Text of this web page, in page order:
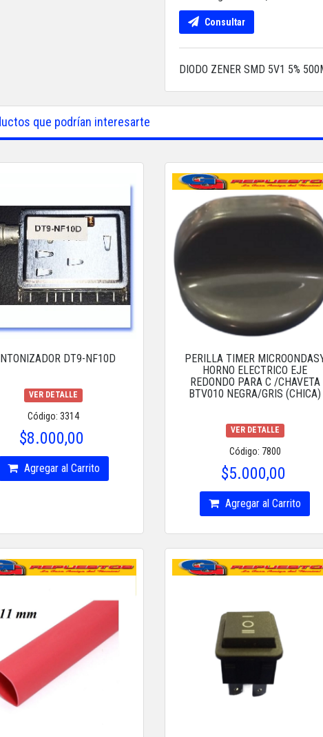
Consultar
DIODO ZENER SMD 5V1 5%
que podrían interesarte
DT9-NF10D
VER DETALLE
Código: 3314
$8.000,00
Agregar al Carrito
PERILLA TIMER
HORNO ELECTRICO EJE
REDONDO PARA C /CHAVETA
BTV010 NEGRA/GRIS (CHICA)
VER DETALLE
Código: 7800
$5.000,00
Agregar al Carrito